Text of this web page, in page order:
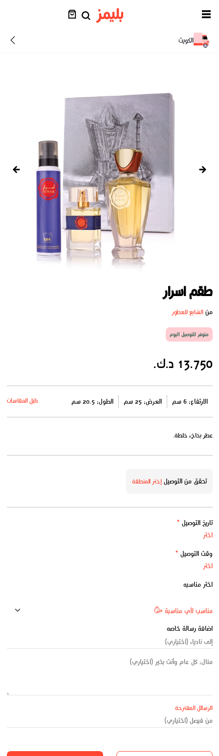
الكويت
طقم اسرار
منالشايع للعطور
متوفر للتوصيل اليوم
13.750 د.ك.
الارتفاع: 6 سم العرض: 25 سم الطول: 20.5 سم دليل المقاسات
عطر بخاخ، خلطة.
تحقق من التوصيلإختر المنطقة
تاريخ التوصيل *
وقت التوصيل *
اختر مناسبه
اضافة رسالة خاصه
الرسائل المقترحة